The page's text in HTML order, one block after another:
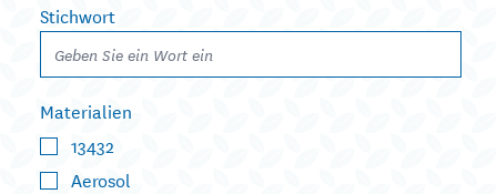
Stichwort
Materialien
13432
Aerosol